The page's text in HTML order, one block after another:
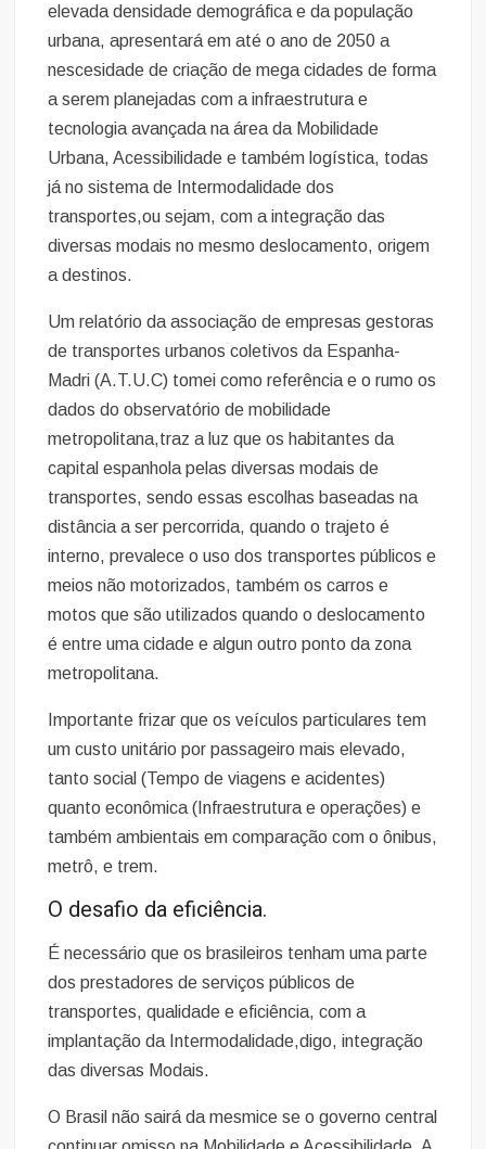
elevada densidade demográfica e da população
urbana, apresentará em até o ano de 2050 a
nescesidade de criação de mega cidades de forma
a serem planejadas com a infraestrutura e
tecnologia avançada na área da Mobilidade
Urbana, Acessibilidade e também logística, todas
já no sistema de Intermodalidade dos
transportes,ou sejam, com a integração das
diversas modais no mesmo deslocamento, origem
a destinos.
Um relatório da associação de empresas gestoras
de transportes urbanos coletivos da Espanha-
Madri (A.T.U.C) tomei como referência e o rumo os
dados do observatório de mobilidade
metropolitana,traz a luz que os habitantes da
capital espanhola pelas diversas modais de
transportes, sendo essas escolhas baseadas na
distância a ser percorrida, quando o trajeto é
interno, prevalece o uso dos transportes públicos e
meios não motorizados, também os carros e
motos que são utilizados quando o deslocamento
é entre uma cidade e algun outro ponto da zona
metropolitana.
Importante frizar que os veículos particulares tem
um custo unitário por passageiro mais elevado,
tanto social (Tempo de viagens e acidentes)
quanto econômica (Infraestrutura e operações) e
também ambientais em comparação com o ônibus,
metrô, e trem.
O desafio da eficiência.
É necessário que os brasileiros tenham uma parte
dos prestadores de serviços públicos de
transportes, qualidade e eficiência, com a
implantação da Intermodalidade,digo, integração
das diversas Modais.
O Brasil não sairá da mesmice se o governo central